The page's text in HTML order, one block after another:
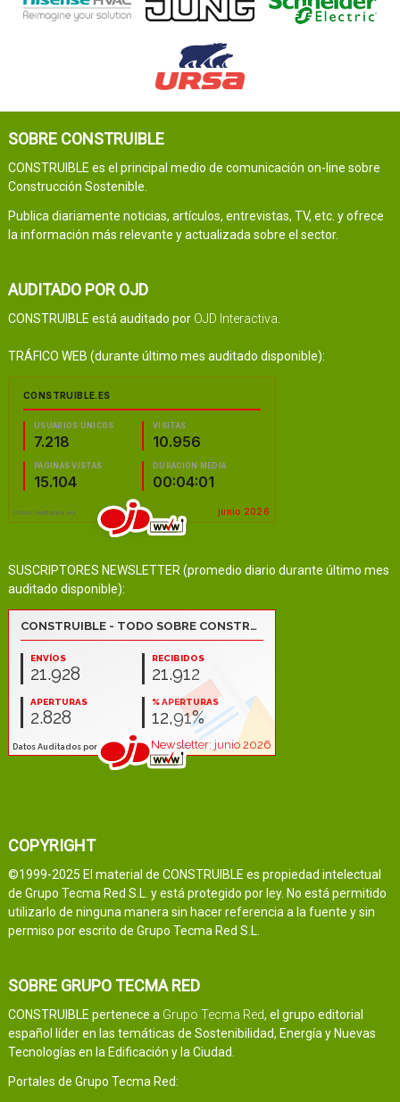
SOBRE CONSTRUIBLE
CONSTRUIBLE es el principal medio de comunicación on-line sobre
Construcción Sostenible.
Publica diariamente noticias, artículos, entrevistas, TV, etc. y ofrece
la información más relevante y actualizada sobre el sector.
AUDITADO POR OJD
CONSTRUIBLE está auditado por OJD Interactiva
TRÁFICO WEB (durante último mes auditado disponible):
SUSCRIPTORES NEWSLETTER (promedio diario durante último mes
auditado disponible):
COPYRIGHT
©1999-2025 El material de CONSTRUIBLE es propiedad intelectual
de Grupo Tecma Red S.L. y está protegido por ley. No está permitido
utilizarlo de ninguna manera sin hacer referencia a la fuente y sin
permiso por escrito de Grupo Tecma Red S.L.
SOBRE GRUPO TECMA RED
CONSTRUIBLE pertenece a Grupo Tecma Red, el grupo editorial
español líder en las temáticas de Sostenibilidad, Energía y Nuevas
Tecnologías en la Edificación y la Ciudad.
Portales de Grupo Tecma Red: